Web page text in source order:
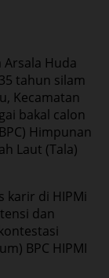
Arsala Huda
tahun silam
Kecamatan
bakal calon
Himpunan
Laut (Tala)
karir di HIPMi
dan
BPC HIPMI